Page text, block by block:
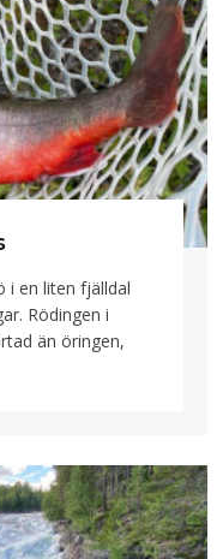
i en liten fjälldal
Rödingen i
än öringen,